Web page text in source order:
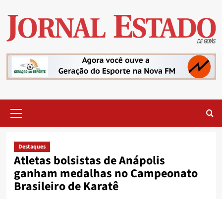
content
Menu
Destaques
Atletas bolsistas de Anápolis
ganham medalhas no Campeonato
Brasileiro de Karatê